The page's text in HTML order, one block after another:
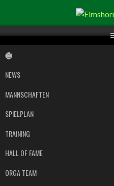
Inhalt
NEWS
MANNSCHAFTEN
SPIELPLAN
TRAINING
HALL OF FAME
ORGA TEAM